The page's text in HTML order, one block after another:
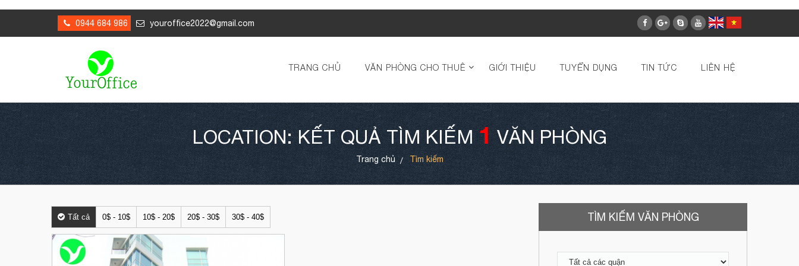
0944 684 986 youroffice2022@gmail.com
TRANG CHỦ VĂN PHÒNG CHO THUÊ GIỚI THIỆU TUYỂN DỤNG TIN TỨC LIÊN HỆ
LOCATION: KẾT QUẢ TÌM KIẾM1VĂN PHÒNG
Trang chủ Tìm kiếm
TÌM KIẾM VĂN PHÒNG
Tất cả 0$ - 10$ 10$ - 20$ 20$ - 30$ 30$ - 40$